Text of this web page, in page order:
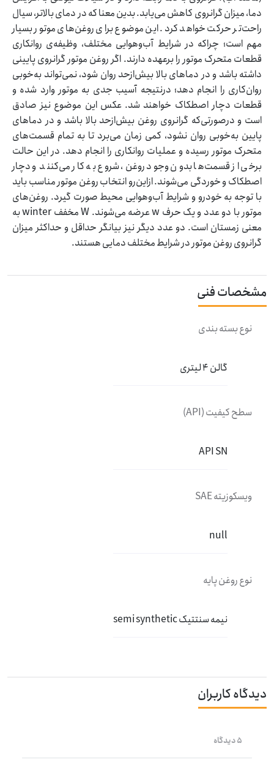
دما، میزان گرانروی کاهش می‌یابد. بدین معنا که در دمای بالاتر، سیال
راحت‌تر حرکت خواهد کرد. این موضوع برای روغن‌های موتور بسیار
مهم است؛ چراکه در شرایط آب‌وهوایی مختلف، وظیفه‌ی روانکاری
قطعات متحرک موتور را برعهده دارند. اگر روغن موتور گرانروی پایینی
داشته باشد و در دماهای بالا بیش‌ازحد روان شود، نمی‌تواند به‌خوبی
روان‌کاری را انجام دهد؛ درنتیجه آسیب جدی به موتور وارد شده و
قطعات دچار اصطکاک خواهند شد. عکس این موضوع نیز صادق
است و درصورتی‌که گرانروی روغن بیش‌ازحد بالا باشد و در دماهای
پایین به‌خوبی روان نشود، کمی زمان می‌برد تا به تمام قسمت‌های
متحرک موتور رسیده و عملیات روانکاری را انجام دهد. در این حالت
برخی از قسمت‌ها بدون وجود روغن، شروع به کار می‌کنند و دچار
اصطکاک و خوردگی می‌شوند. ازاین‌رو انتخاب روغن موتور مناسب باید
با توجه به خودرو و شرایط آب‌وهوایی محیط صورت گیرد. روغن‌های
موتور با دو عدد و یک حرف w عرضه می‌شوند. W مخفف winter به
معنی زمستان است. دو عدد دیگر نیز بیانگر حداقل و حداکثر میزان
گرانروی روغن موتور در شرایط مختلف دمایی هستند.
مشخصات فنی
نوع بسته بندی
گالن 4 لیتری
سطح کیفیت (API)
API SN
ویسکوزیته SAE
null
نوع روغن پایه
نیمه سنتتیک semi synthetic
دیدگاه کاربران
5 دیدگاه